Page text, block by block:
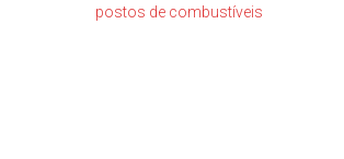
postos de combustíveis